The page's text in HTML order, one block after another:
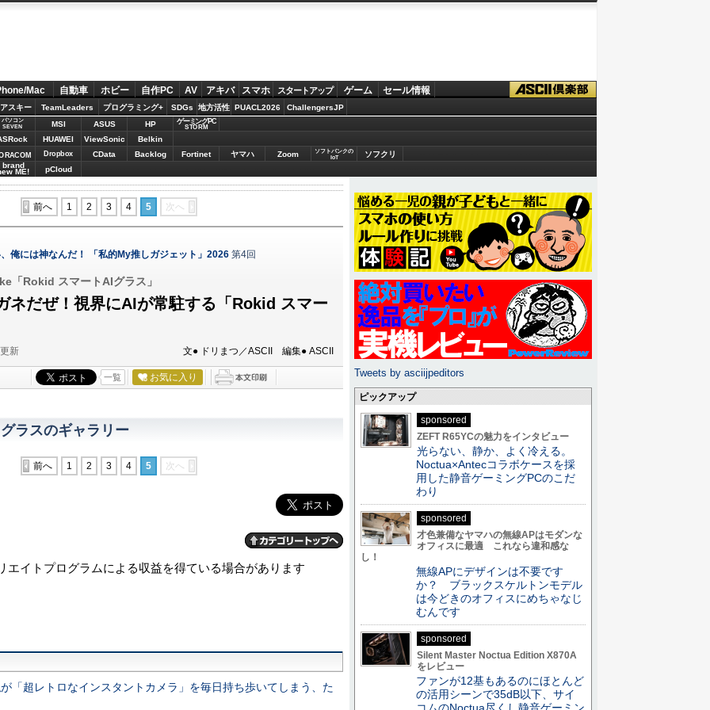
Mac 自動車 ホビー 自作PC AV アキバ スマホ スタートアップ ゲーム セール情報
スキー TeamLeaders プログラミング+ SDGs 地方活性 PUACL2026 ChallengersJP
パソコン
SEVEN
MSI ASUS HP ゲーミングPC
STORM
HUAWEI ViewSonic Belkin
Dropbox CData Backlog Fortinet ヤマハ Zoom
ソフトバンクの
IoT
ソフクリ
brand
ME! pCloud
前へ 1 2 3 4 5 次へ
俺には神なんだ！ 「私的My推しガジェット」2026 第4回
「Rokid スマートAIグラス」
ネだぜ！視界にAIが常駐する「Rokid スマー
新 文● ドリまつ／ASCII 編集● ASCII
一覧 お気に入り
ラスのギャラリー
前へ 1 2 3 4 5 次へ
エイトプログラムによる収益を得ている場合があります
「超レトロなインスタントカメラ」を毎日持ち歩いてしまう、た
Tweets by asciijpeditors
ピックアップ
sponsored
ZEFT R65YCの魅力をインタビュー
光らない、静か、よく冷える。
Noctua×Antecコラボケースを採
用した静音ゲーミングPCのこだ
わり
sponsored
才色兼備なヤマハの無線APはモダンな
オフィスに最適 これなら違和感な
し！
無線APにデザインは不要です
か？ ブラックスケルトンモデル
は今どきのオフィスにめちゃなじ
むんです
sponsored
Silent Master Noctua Edition X870A
をレビュー
ファンが12基もあるのにほとんど
の活用シーンで35dB以下、サイ